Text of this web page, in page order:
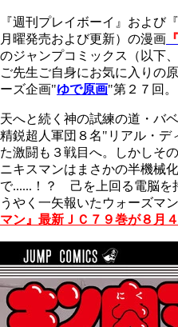
『週刊プレイボーイ』および
月曜発売および更新）の漫画
のジャンプコミックス（以下
ご先生ご自身にお気に入りの
ーズ企画"ゆで原画"第２７回。
天へと続く神の試練の道・バ
精鋭超人軍団８名"リアル・デ
た激闘も３戦目へ。しかしそ
ニキスマンはまさかの半機械
で......！？ 己を上回る電脳を
うやく一矢報いたウォーズマ
マン』最新ＪＣ７９巻が８月